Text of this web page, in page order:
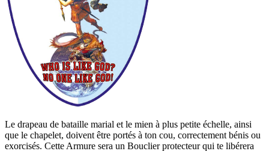
Le drapeau de bataille marial et le mien à plus petite échelle, ainsi
que le chapelet, doivent être portés à ton cou, correctement bénis ou
exorcisés. Cette Armure sera un Bouclier protecteur qui te libérera